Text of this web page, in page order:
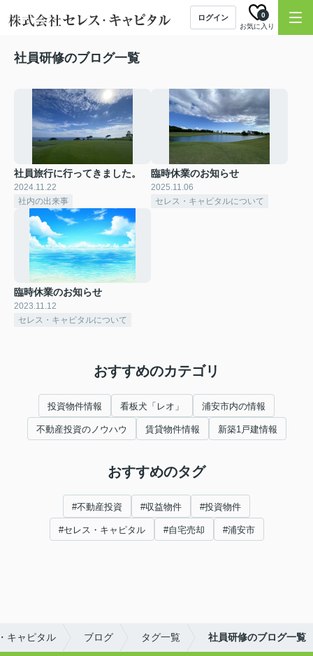
ログイン
お気に入り
0
社員研修のブログ一覧
社員旅行に行ってきました。
2024.11.22
社内の出来事
臨時休業のお知らせ
2025.11.06
セレス・キャピタルについて
臨時休業のお知らせ
2023.11.12
セレス・キャピタルについて
おすすめのカテゴリ
投資物件情報 看板犬「レオ」 浦安市内の情報
不動産投資のノウハウ 賃貸物件情報 新築1戸建情報
おすすめのタグ
#不動産投資 #収益物件 #投資物件
#セレス・キャピタル #自宅売却 #浦安市
キャピタル ブログ タグ一覧 社員研修のブログ一覧